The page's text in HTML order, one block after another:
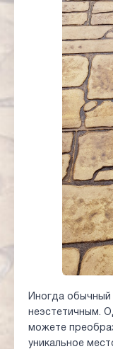
Иногда
неэстетичным.
можете
уникальное